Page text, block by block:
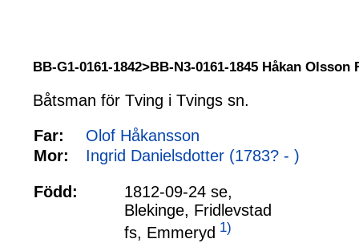
BB-G1-0161-1842>BB-N3-0161-1845 Håkan Olsson
Båtsman för Tving i Tvings sn.
Far:
Olof Håkansson
Mor:
Ingrid Danielsdotter (1783? - )
Född:
1812-09-24 se,
Blekinge, Fridlevstad
fs, Emmeryd 1)